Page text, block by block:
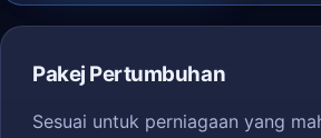
Pakej Pertumbuhan
Sesuai untuk perniagaan yang